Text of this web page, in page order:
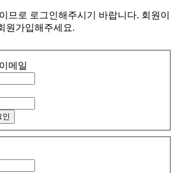
므로 로그인해주시기 바랍니다. 회원이
원가입해주세요.
메일